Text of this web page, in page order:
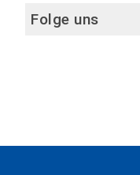
Folge uns